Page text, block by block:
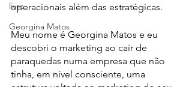
livro
Georgina Matos
operacionais além das estratégicas.
Meu nome é Georgina Matos e eu
descobri o marketing ao cair de
paraquedas numa empresa que não
tinha, em nível consciente, uma